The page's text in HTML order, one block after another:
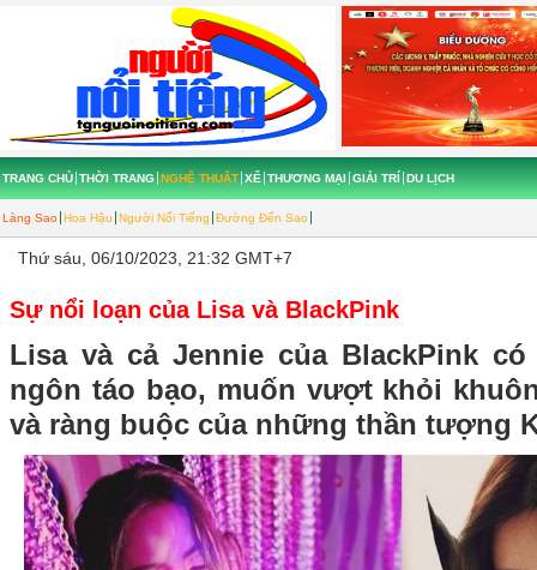
TRANG CHỦ THỜI TRANG NGHỆ THUẬT
Làng Sao Hoa Hậu Người Nổi Tiếng Đường Đến Sao
XẾ THƯƠNG MẠI GIẢI TRÍ DU LỊCH
Thứ sáu, 06/10/2023, 21:32 GMT+7
Sự nổi loạn của Lisa và BlackPink
Lisa và cả Jennie của BlackPink
ngôn táo bạo, muốn vượt khỏi
và ràng buộc của những thần tượng